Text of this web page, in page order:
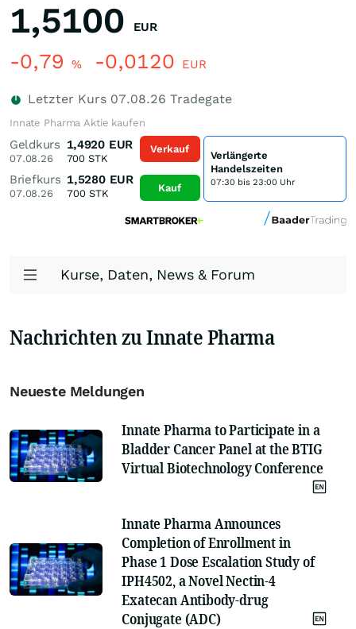
1,5100 EUR
-0,79 % -0,0120 EUR
Letzter Kurs 07.08.26 Tradegate
Innate Pharma Aktie kaufen
Geldkurs
07.08.26
1,4920 EUR
700 STK
Briefkurs
07.08.26
1,5280 EUR
700STK
Verkauf
Kauf
Verlängerte
Handelszeiten
07:30 bis 23:00 Uhr
Kurse, Daten, News & Forum
Nachrichten zu Innate Pharma
Neueste Meldungen
Innate Pharma to Participate in a
Bladder Cancer Panel at the BTIG
Virtual Biotechnology Conference
Innate Pharma Announces
Completion of Enrollment in
Phase 1 Dose Escalation Study of
IPH4502, a Novel Nectin-4
Exatecan Antibody-drug
Conjugate (ADC)